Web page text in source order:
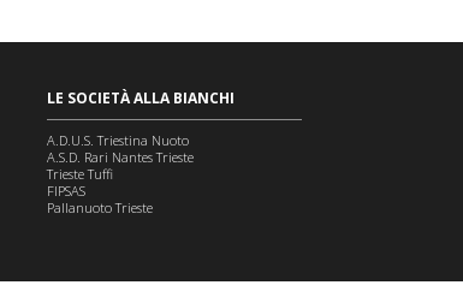
LE SOCIETÀ ALLA BIANCHI
A.D.U.S. Triestina Nuoto
A.S.D. Rari Nantes Trieste
Trieste Tuffi
FIPSAS
Pallanuoto Trieste